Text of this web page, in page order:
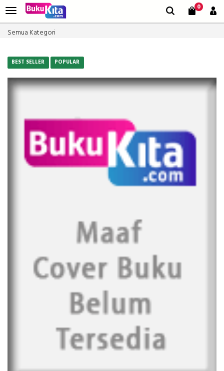
0
Semua Kategori
BEST SELLER POPULAR